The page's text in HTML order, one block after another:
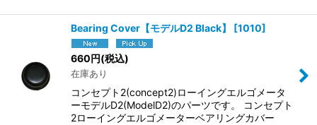
Bearing Cover【モデルD2 Black】 [1010]
660円(税込)
在庫あり
コンセプト2(concept2)ローイングエルゴメータ
ーモデルD2(ModelD2)のパーツです。 コンセプト
2ローイングエルゴメーターベアリングカバー